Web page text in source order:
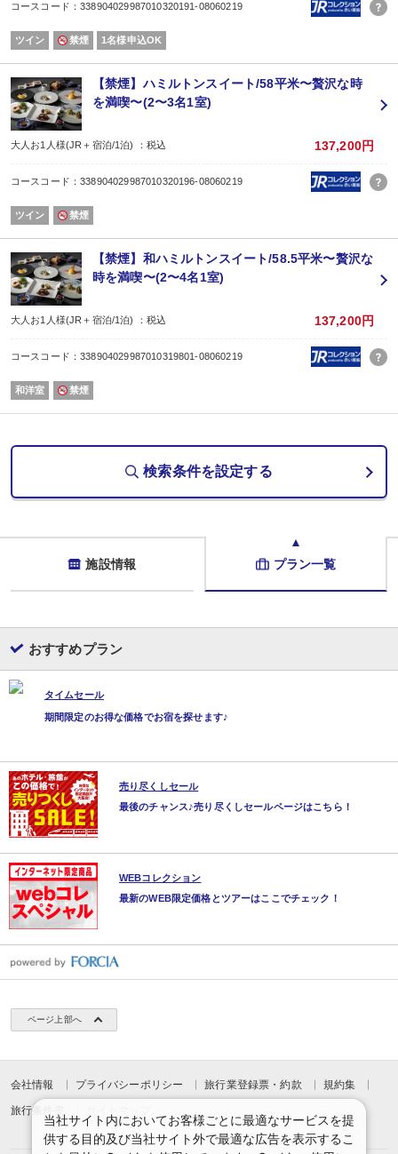
※当日の仕入れ状況により内容を変更いたします。画像はイメージです。
※小学生のお子様はミニコース、未就学のお子様はワンプレートディナーをご
※ご夕食は、20：30スタート限定となります。お早いお席への変更はお受け出
●朝食●
□彩り野菜の健康サラダ テリーヌ添え
□本日の地卵料理 若楠ポークのハムステーキとソーセージ
□背振高原牧場直送ヨーグルト
□フルーツとマフィン
□特選モーニングブレッド
※未就学〜小学生のお子様も大人の方と同内容となります。
コースコード：338904029987010320191-08060219
ツイン 禁煙 1名様申込OK
【禁煙】ハミルトンスイート/58平米〜贅沢な時
を満喫〜(2〜3名1室)
大人お1人様(JR＋宿泊/1泊) ：税込 137,200円
コースコード：338904029987010320196-08060219
ツイン 禁煙
【禁煙】和ハミルトンスイート/58.5平米〜贅沢な
時を満喫〜(2〜4名1室)
大人お1人様(JR＋宿泊/1泊) ：税込 137,200円
コースコード：338904029987010319801-08060219
和洋室 禁煙
検索条件を設定する
施設情報 プラン一覧
おすすめプラン
タイムセール
期間限定のお得な価格でお宿を探せます♪
売り尽くしセール
最後のチャンス♪売り尽くしセールページはこちら！
WEBコレクション
最新のWEB限定価格とツアーはここでチェック！
ページ上部へ
会社情報 プライバシーポリシー 旅行業登録票・約款 規約集
旅行条件書
当社サイト内においてお客様ごとに最適なサービスを提
供する目的及び当社サイト外で最適な広告を表示するこ